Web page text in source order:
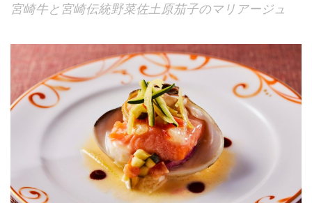
宮崎牛と宮崎伝統野菜佐土原茄子のマリアージュ